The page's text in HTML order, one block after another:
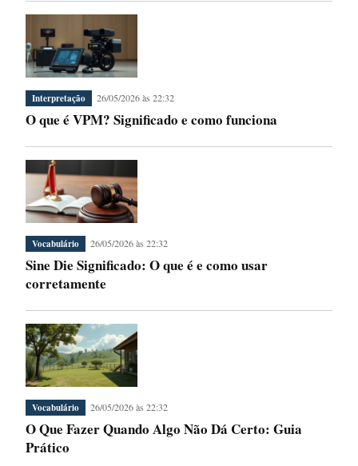
Interpretação 26/05/2026 às 22:32
O que é VPM? Significado e como funciona
Vocabulário 26/05/2026 às 22:32
Sine Die Significado: O que é e como usar
corretamente
Vocabulário 26/05/2026 às 22:32
O Que Fazer Quando Algo Não Dá Certo: Guia
Prático